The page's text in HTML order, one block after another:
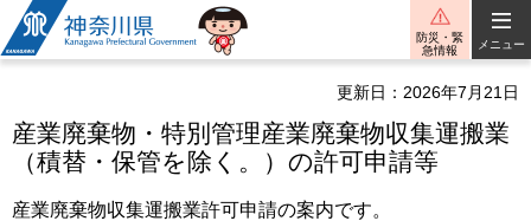
神奈川県
防災・緊
急情報
メニュー
更新日：2026年7月21日
産業廃棄物・特別管理産業廃棄物収集運搬業
（積替・保管を除く。）の許可申請等
産業廃棄物収集運搬業許可申請の案内です。